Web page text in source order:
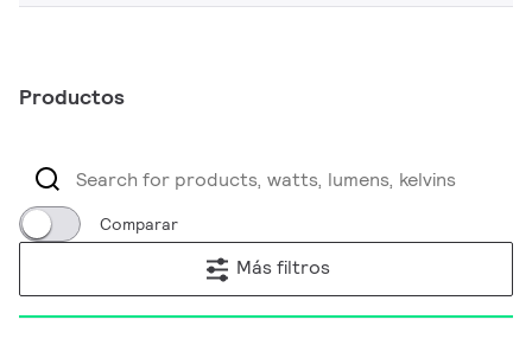
Productos
Comparar
Más filtros